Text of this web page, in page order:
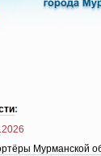
:
Мурманской